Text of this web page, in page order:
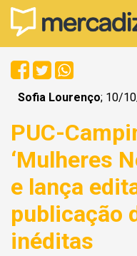
Sofia Lourenço; 10/
PUC-
‘Mulheres
e lança
publicação
inéditas